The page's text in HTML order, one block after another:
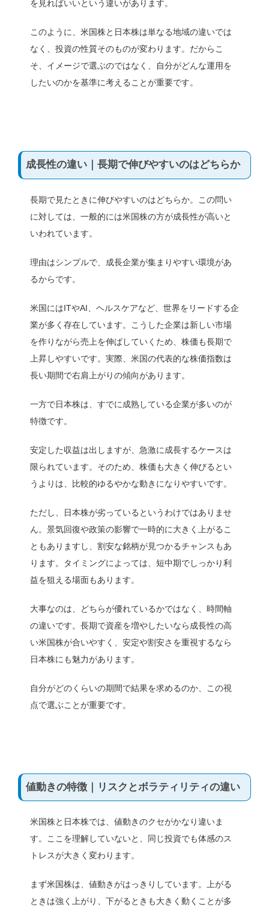
を見ればいいという違いがあります。
このように、米国株と日本株は単なる地域の違いでは
なく、投資の性質そのものが変わります。だからこ
そ、イメージで選ぶのではなく、自分がどんな運用を
したいのかを基準に考えることが重要です。
成長性の違い｜長期で伸びやすいのはどちらか
長期で見たときに伸びやすいのはどちらか。この問い
に対しては、一般的には米国株の方が成長性が高いと
いわれています。
理由はシンプルで、成長企業が集まりやすい環境があ
るからです。
米国にはITやAI、ヘルスケアなど、世界をリードする企
業が多く存在しています。こうした企業は新しい市場
を作りながら売上を伸ばしていくため、株価も長期で
上昇しやすいです。実際、米国の代表的な株価指数は
長い期間で右肩上がりの傾向があります。
一方で日本株は、すでに成熟している企業が多いのが
特徴です。
安定した収益は出しますが、急激に成長するケースは
限られています。そのため、株価も大きく伸びるとい
うよりは、比較的ゆるやかな動きになりやすいです。
ただし、日本株が劣っているというわけではありませ
ん。景気回復や政策の影響で一時的に大きく上がるこ
ともありますし、割安な銘柄が見つかるチャンスもあ
ります。タイミングによっては、短中期でしっかり利
益を狙える場面もあります。
大事なのは、どちらが優れているかではなく、時間軸
の違いです。長期で資産を増やしたいなら成長性の高
い米国株が合いやすく、安定や割安さを重視するなら
日本株にも魅力があります。
自分がどのくらいの期間で結果を求めるのか、この視
点で選ぶことが重要です。
値動きの特徴｜リスクとボラティリティの違い
米国株と日本株では、値動きのクセがかなり違いま
す。ここを理解していないと、同じ投資でも体感のス
トレスが大きく変わります。
まず米国株は、値動きがはっきりしています。上がる
ときは強く上がり、下がるときも大きく動くことが多